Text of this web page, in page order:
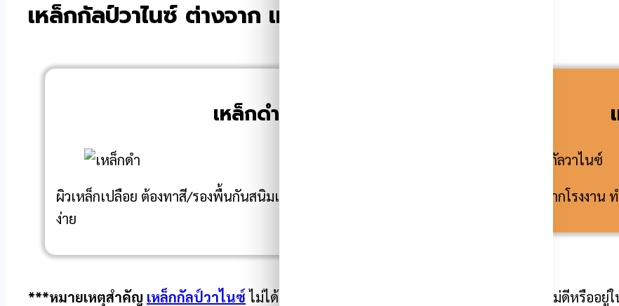
เหล็กกัลป์วาไนซ์ ต่างจาก เหล็กดำ อย่างไร?
เหล็กดำ
ผิวเหล็กเปลือย ต้องทาสี/รองพื้นกันสนิมเอง ถ้าโดนชื้นบ่อยจะขึ้นสนิม
ง่าย
มีชั้นสังกะสีจากโรงงา
***หมายเหตุสำคัญ เหล็กกัลป์วาไนซ์ไม่ได้ “กันสนิม 100%” ถ้างานตัด งานเชื่อม งานติดตั้งไม่ดีหรืออยู่